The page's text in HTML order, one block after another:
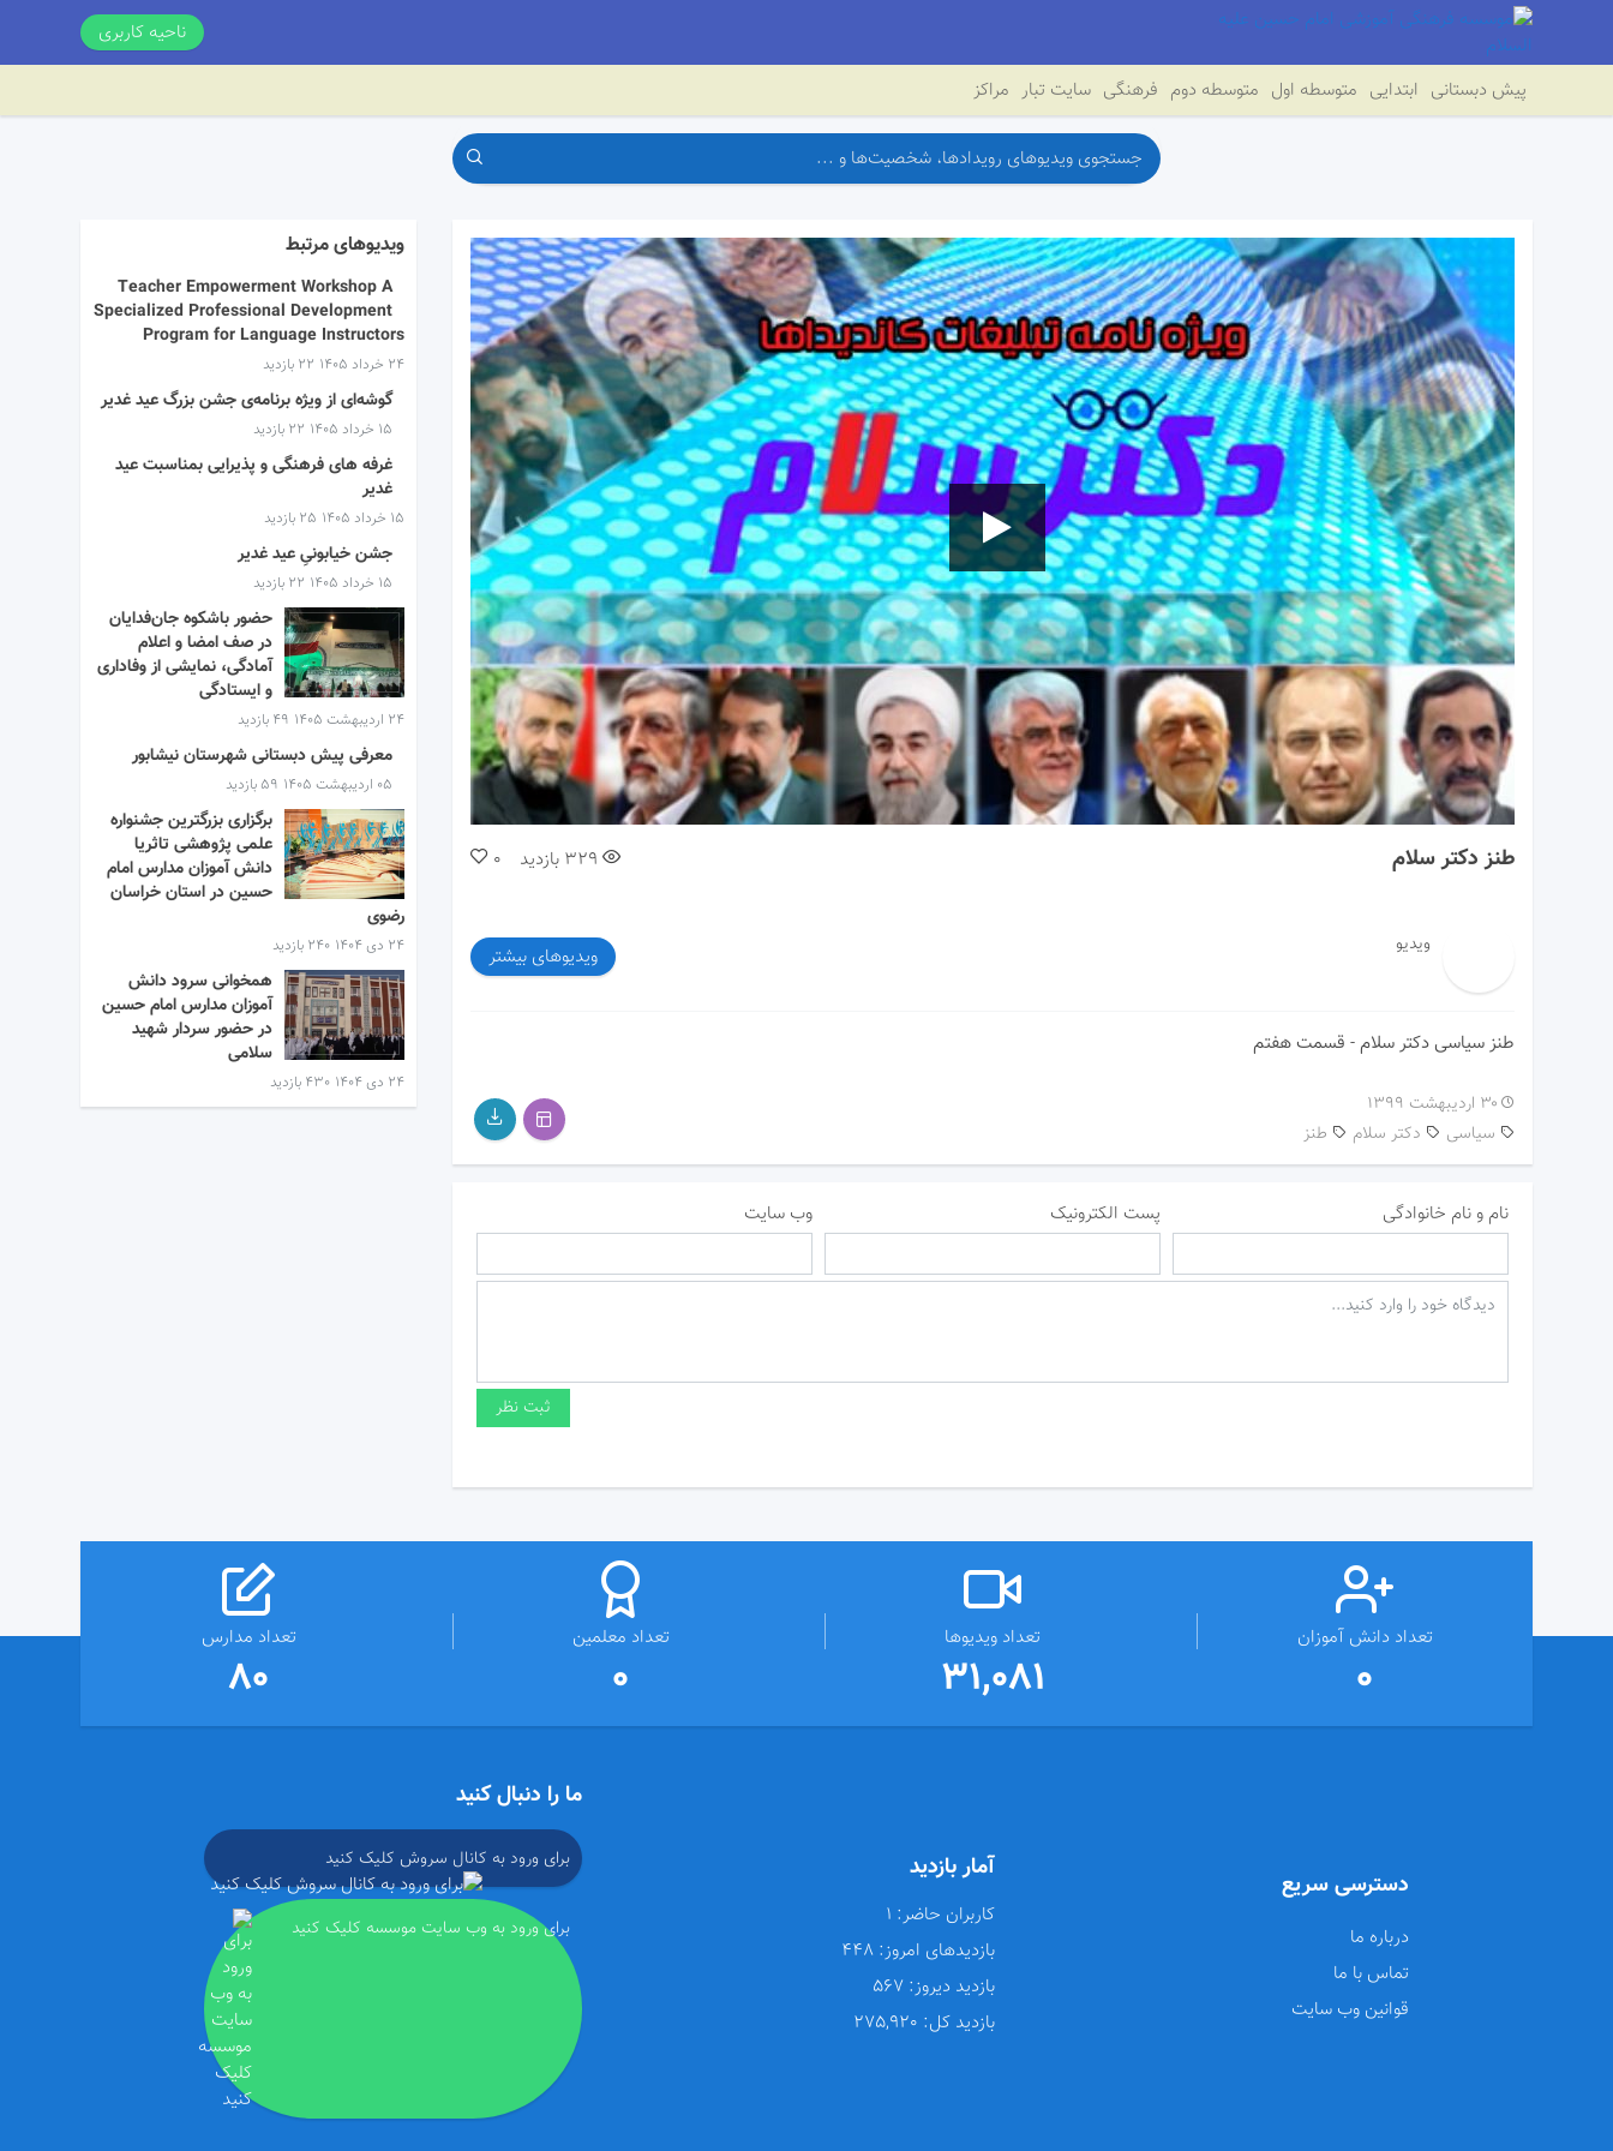
ناحیه کاربری
پیش دبستانی ابتدایی متوسطه اول متوسطه دوم فرهنگی سایت تبار مراکز
00:00 12:17
طنز دکتر سلام 0 329 بازدید
ویدیو ویدیوهای بیشتر
طنز سیاسی دکتر سلام - قسمت هفتم
۳۰ اردیبهشت ۱۳۹۹
دکتر سلام
سیاسی طنز
نام و نام خانوادگی پست الکترونیک وب سایت
ویدیوهای مرتبط
Teacher Empowerment Workshop A
Specialized Professional Development
Program for Language Instructors
۲۴ خرداد ۱۴۰۵ 22 بازدید
گوشه‌ای از ویژه برنامه‌ی جشن بزرگ عید غدیر
۱۵ خرداد ۱۴۰۵ 22 بازدید
غرفه های فرهنگی و پذیرایی بمناسبت عید
غدیر
۱۵ خرداد ۱۴۰۵ 25 بازدید
جشن خیابونیِ عید غدیر
۱۵ خرداد ۱۴۰۵ 22 بازدید
حضور باشکوه جان‌فدایان
در صف امضا و اعلام
آمادگی، نمایشی از وفاداری
و ایستادگی
۲۴ اردیبهشت ۱۴۰۵ 49 بازدید
معرفی پیش دبستانی شهرستان نیشابور
۰۵ اردیبهشت ۱۴۰۵ 59 بازدید
برگزاری بزرگترین جشنواره
علمی پژوهشی تاثریا
دانش آموزان مدارس امام
حسین در استان خراسان
رضوی
۲۴ دی ۱۴۰۴ 240 بازدید
همخوانی سرود دانش
آموزان مدارس امام حسین
در حضور سردار شهید
سلامی
۲۴ دی ۱۴۰۴ 430 بازدید
تعداد دانش آموزان
0
تعداد ویدیوها
31,081
تعداد معلمین
0
تعداد مدارس
80
دسترسی سریع
درباره ما
تماس با ما
قوانین وب سایت
آمار بازدید
کاربران حاضر:
بازدیدهای امروز:
بازدید دیروز:
بازدید کل:
ما را دنبال کنید
برای ورود به کانال سروش کلیک کنید
برای ورود به وب سایت موسسه کلیک کنید